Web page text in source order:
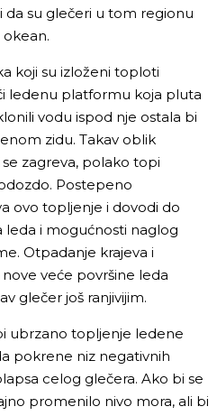
da su glečeri u tom regionu
koji su izloženi toploti
ledenu platformu koja pluta
vodu ispod nje ostala bi
zidu. Takav oblik
zagreva, polako topi
Postepeno
ovo topljenje i dovodi do
leda i mogućnosti naglog
Otpadanje krajeva i
veće površine leda
glečer još ranjivijim.
ubrzano topljenje ledene
pokrene niz negativnih
celog glečera. Ako bi se
promenilo nivo mora, ali bi